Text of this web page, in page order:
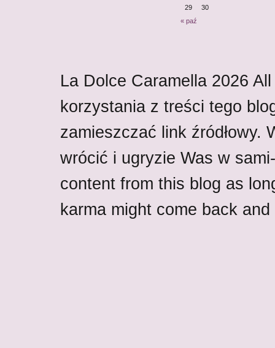
« paź
29
30
La Dolce Caramella 2026
korzystania z treści tego
zamieszczać link źródłowy.
wrócić i ugryzie Was w
content from this blog as
karma might come back